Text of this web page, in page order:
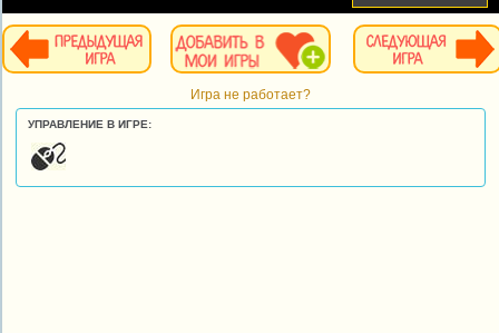
Игра не работает?
УПРАВЛЕНИЕ В ИГРЕ: